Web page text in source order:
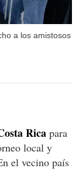
a los amistosos
Rica para
local y
el vecino país